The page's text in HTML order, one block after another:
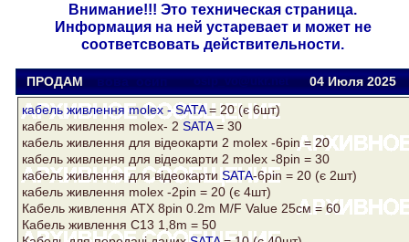
Внимание!!! Это техническая страница.
Информация на ней устаревает и может не
соответсвовать действительности.
ПРОДАМ вова_осип osip_vo@ukr.net
04 Июля 2025
кабель живлення molex -SATA= 20 (є 6шт)
кабель живлення molex- 2 SATA= 30
кабель живлення для відеокарти 2 molex -6pin = 20
кабель живлення для відеокарти 2 molex -8pin = 30
кабель живлення для відеокарти SATA-6pin = 20 (є 2шт)
кабель живлення molex -2pin = 20 (є 4шт)
Кабель живлення ATX 8pin 0.2m M/F Value 25см = 60
Кабель живлення C13 1,8m = 50